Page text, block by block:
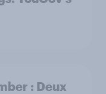
: Deux